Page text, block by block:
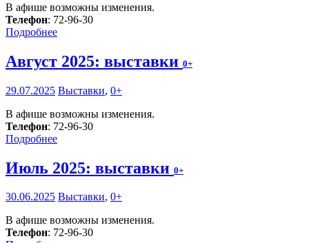
В афише возможны изменения.
Телефон: 72-96-30
Подробнее
Август 2025: выставки 0+
29.07.2025 Выставки, 0+
В афише возможны изменения.
Телефон: 72-96-30
Подробнее
Июль 2025: выставки 0+
30.06.2025 Выставки, 0+
В афише возможны изменения.
Телефон: 72-96-30